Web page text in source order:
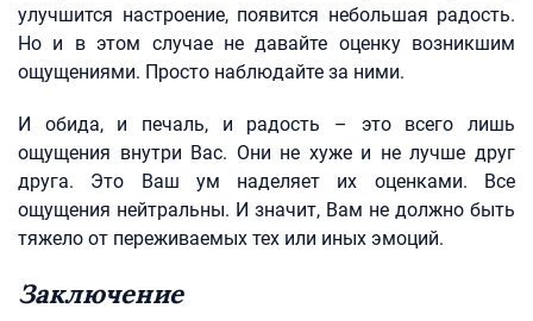
улучшится настроение, появится небольшая радость.
Но и в этом случае не давайте оценку возникшим
ощущениями. Просто наблюдайте за ними.
И обида, и печаль, и радость – это всего лишь
ощущения внутри Вас. Они не хуже и не лучше друг
друга. Это Ваш ум наделяет их оценками. Все
ощущения нейтральны. И значит, Вам не должно быть
тяжело от переживаемых тех или иных эмоций.
Заключение